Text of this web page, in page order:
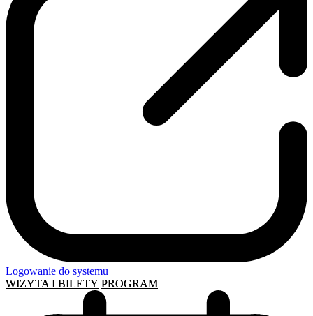
Logowanie do systemu
WIZYTA I BILETY PROGRAM